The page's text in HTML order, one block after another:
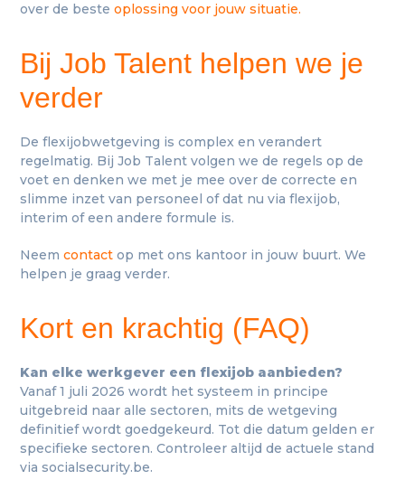
over de besteoplossing voor jouw situatie.
Bij Job Talent helpen we je
verder
De flexijobwetgeving is complex en verandert
regelmatig. Bij Job Talent volgen we de regels op de
voet en denken we met je mee over de correcte en
slimme inzet van personeel of dat nu via flexijob,
interim of een andere formule is.
Neemcontact op met ons kantoor in jouw buurt. We
helpen je graag verder.
Kort en krachtig (FAQ)
Kan elke werkgever een flexijob aanbieden?
Vanaf 1 juli 2026 wordt het systeem in principe
uitgebreid naar alle sectoren, mits de wetgeving
definitief wordt goedgekeurd. Tot die datum gelden er
specifieke sectoren. Controleer altijd de actuele stand
via socialsecurity.be.